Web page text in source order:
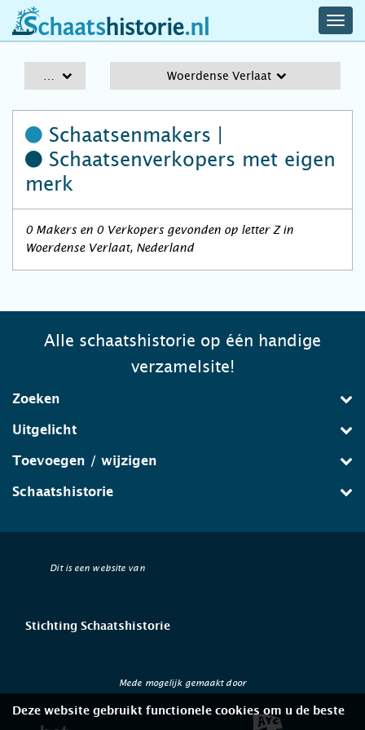
schaatshistorie.nl
Woerdense Verlaat
Schaatsenmakers |
Schaatsenverkopers met eigen
merk
0 Makers en 0 Verkopers gevonden op letter Z in
Woerdense Verlaat, Nederland
Alle schaatshistorie op één handige
verzamelsite!
Zoeken
Uitgelicht
Toevoegen / wijzigen
Schaatshistorie
Dit is een website van
Stichting Schaatshistorie
Mede mogelijk gemaakt door
Deze website gebruikt functionele cookies om u de beste